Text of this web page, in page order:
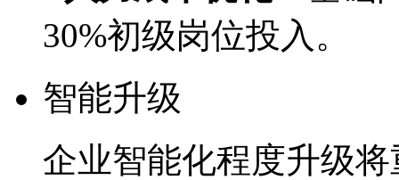
30%初级岗位投入。
智能升级
企业智能化程度升级将